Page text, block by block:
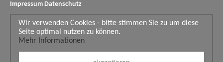
Impressum Datenschutz
Wir verwenden Cookies - bitte stimmen Sie zu um diese
Seite optimal nutzen zu können.
Mehr Informationen